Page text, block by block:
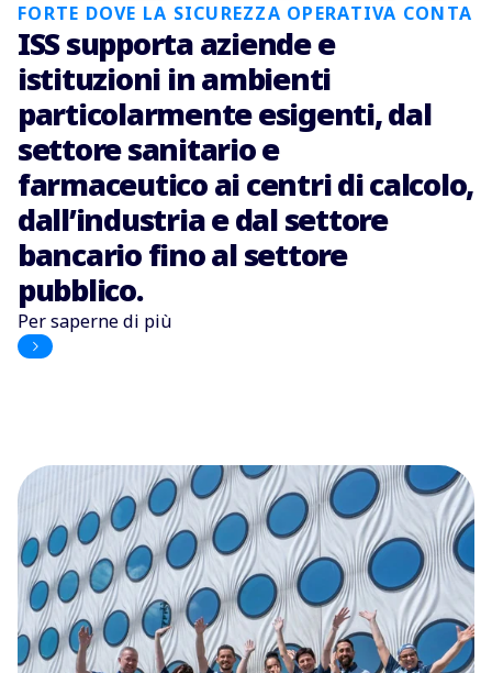
FORTE DOVE LA SICUREZZA OPERATIVA CONTA
ISS supporta aziende e
istituzioni in ambienti
particolarmente esigenti, dal
settore sanitario e
farmaceutico ai centri di calcolo,
dall’industria e dal settore
bancario fino al settore
pubblico.
Per saperne di più